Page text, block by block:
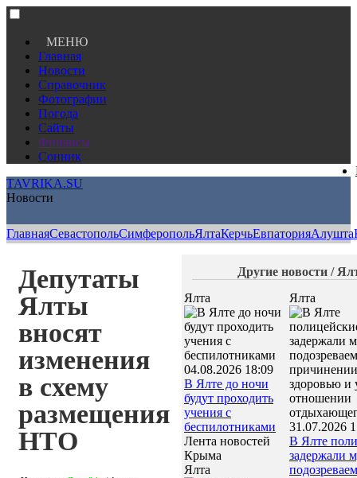
МЕНЮ
Главная
Новости
Справочник
Фотографии
Погода
Сайты
Финансы
Сонник
TAVRIKA.SU
Новости
ГлавнаяСевастопольСимферопольЯлтаКерчьЕвпаторияАлушта
Депутаты
Ялты
вносят
изменения
в схему
размещения
НТО
Другие новости /
Ялта
04.08.2026 18:09
В Ялте до ночи
будут проходить
учения с
беспилотниками
Лента новостей
Крыма
Ялта
Ялта
31.07.2026
В Ялте
задержали